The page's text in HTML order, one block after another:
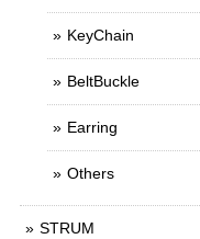
KeyChain
BeltBuckle
Earring
Others
STRUM